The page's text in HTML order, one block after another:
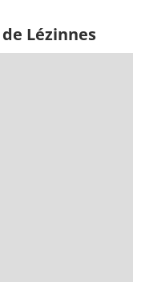
Lézinnes